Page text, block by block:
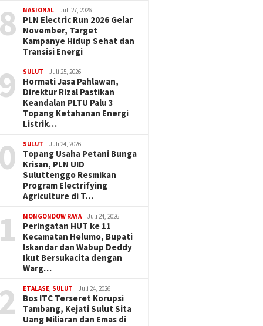
NASIONAL Juli 27, 2026
PLN Electric Run 2026 Gelar
November, Target
Kampanye Hidup Sehat dan
Transisi Energi
SULUT Juli 25, 2026
Hormati Jasa Pahlawan,
Direktur Rizal Pastikan
Keandalan PLTU Palu 3
Topang Ketahanan Energi
Listrik…
SULUT Juli 24, 2026
Topang Usaha Petani Bunga
Krisan, PLN UID
Suluttenggo Resmikan
Program Electrifying
Agriculture di T…
MONGONDOW RAYA Juli 24, 2026
Peringatan HUT ke 11
Kecamatan Helumo, Bupati
Iskandar dan Wabup Deddy
Ikut Bersukacita dengan
Warg…
ETALASE, SULUT Juli 24, 2026
Bos ITC Terseret Korupsi
Tambang, Kejati Sulut Sita
Uang Miliaran dan Emas di